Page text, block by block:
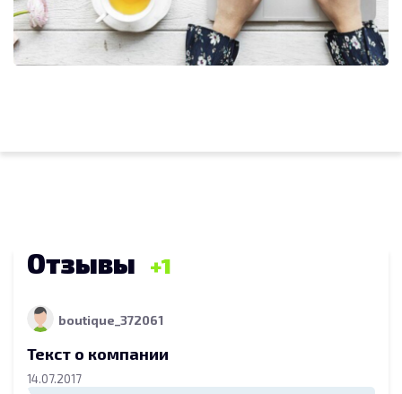
Отзывы 1
boutique_372061
Текст о компании
14.07.2017